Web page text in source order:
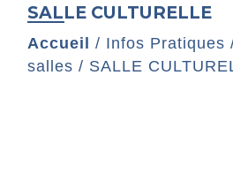
SALLE CULTURELLE
Accueil / Infos Pratiques
salles / SALLE